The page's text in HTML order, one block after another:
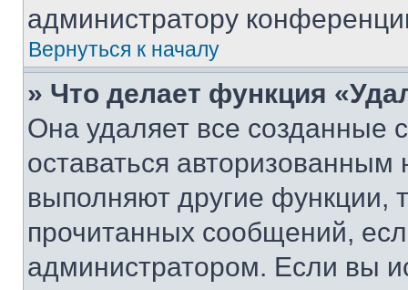
администратору
Вернуться к началу
» Что делает функция
Она удаляет все созданные
оставаться
выполняют другие функции,
прочитанных сообщений,
администратором. Если вы